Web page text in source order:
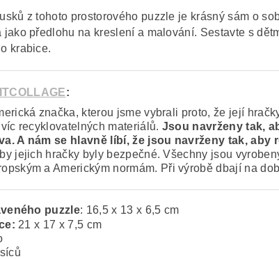
z tohoto prostorového puzzle je krásný sám o
jako předlohu na kreslení a malování. Sestavte s
krabice.
:
značka, kterou jsme vybrali proto, že její
recyklovatelných materiálů. Jsou navrženy tak,
A nám se hlavně líbí, že jsou navrženy tak,
jejich hračky byly bezpečné. Všechny jsou
a Americkým normám. Při výrobě dbají na
puzzle: 16,5 x 13 x 6,5 cm
21 x 17 x 7,5 cm